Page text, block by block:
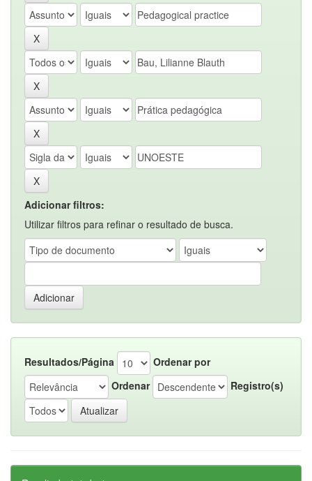
Adicionar filtros:
Utilizar filtros para refinar o resultado de busca.
Resultados/Página
Ordenar por
Ordenar
Registro(s)